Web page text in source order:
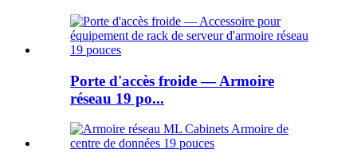
Porte d'accès froide — Armoire
réseau 19 po...